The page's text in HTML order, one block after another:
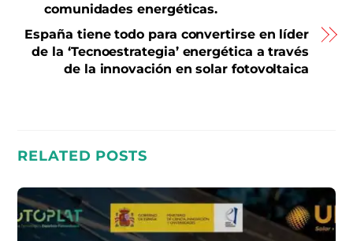
comunidades energéticas.
España tiene todo para convertirse en líder
de la ‘Tecnoestrategia’ energética a través
de la innovación en solar fotovoltaica
RELATED POSTS